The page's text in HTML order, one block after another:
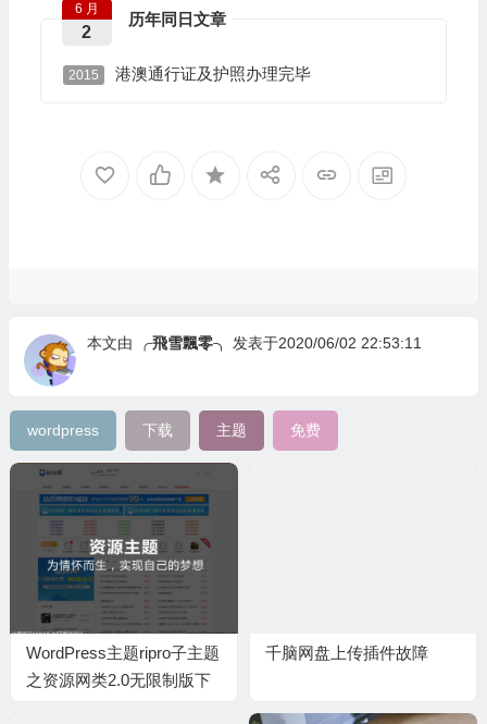
历年同日文章
6 月
2
2015 港澳通行证及护照办理完毕
本文由 ╭飛雪飄零╮ 发表于2020/06/02 22:53:11
wordpress 下载 主题 免费
WordPress主题ripro子主题
之资源网类2.0无限制版下
千脑网盘上传插件故障